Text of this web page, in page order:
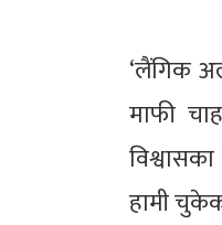
‘लैंगिक
माफी
हामी